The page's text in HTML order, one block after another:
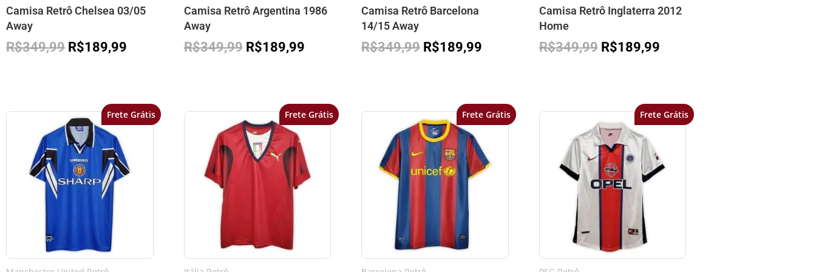
Camisa Retrô Chelsea 03/05
Away
R$349,99 R$189,99
Camisa Retrô Argentina 1986
Away
R$349,99 R$189,99
Camisa Retrô Barcelona
14/15 Away
R$349,99 R$189,99
Camisa Retrô Inglaterra 2012
Home
R$349,99 R$189,99
Frete Grátis
O
preço
original
era:
R$349,99.
O
é:
Frete Grátis
O
preço
original
era:
R$349,99.
O
atual
é:
R$189,99.
Frete Grátis
O
preço
original
era:
R$349,99.
O
atual
é:
Frete Grátis
O
preço
original
era:
R$349,99.
O
atual
é: